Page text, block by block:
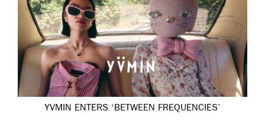
YVMIN ENTERS ‘BETWEEN FREQUENCIES’